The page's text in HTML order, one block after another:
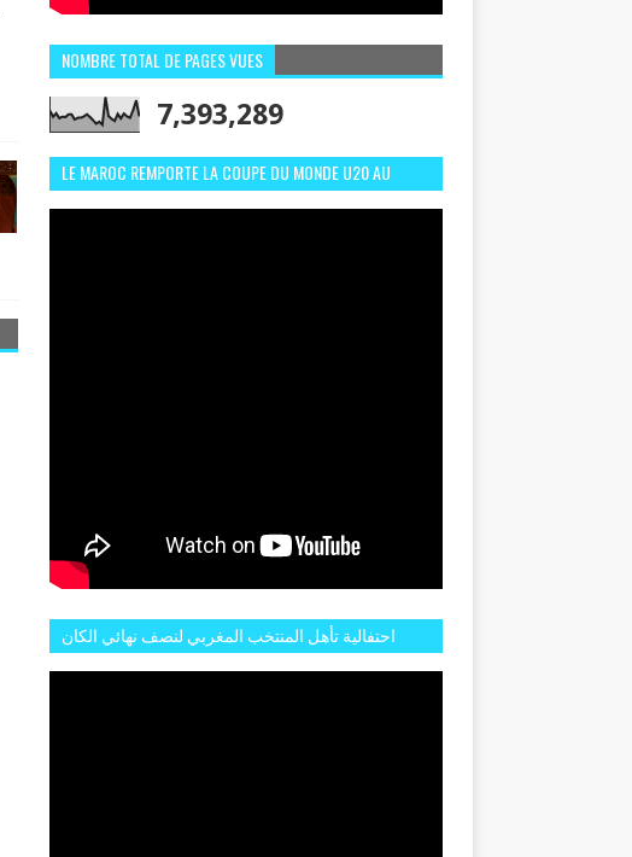
NOMBRE TOTAL DE PAGES VUES
7,393,289
LE MAROC REMPORTE LA COUPE DU MONDE U20 AU
احتفالية تأهل المنتخب المغربي لنصف نهائي الكان